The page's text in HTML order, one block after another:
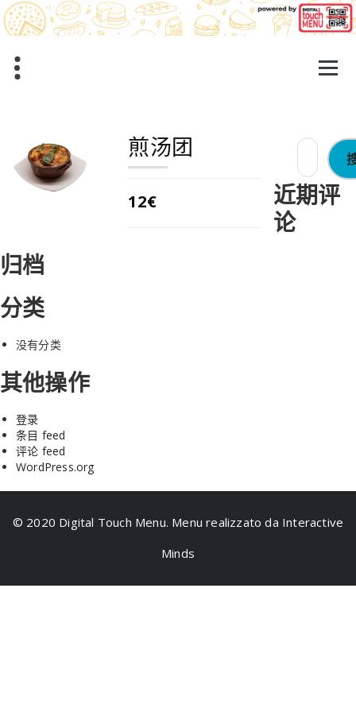
跳
至
正
煎汤团
12€
搜
近期评
论
归档
分类
没有分类
其他操作
登录
条目 feed
评论 feed
WordPress.org
© 2020 Digital Touch Menu. Menu realizzato da Interactive
Minds